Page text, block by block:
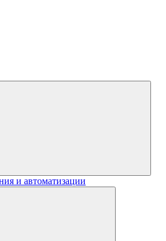
и автоматизации